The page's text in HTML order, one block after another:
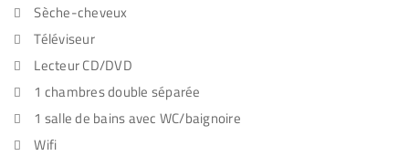
Sèche-cheveux
Téléviseur
Lecteur CD/DVD
1 chambres double séparée
1 salle de bains avec WC/baignoire
Wifi